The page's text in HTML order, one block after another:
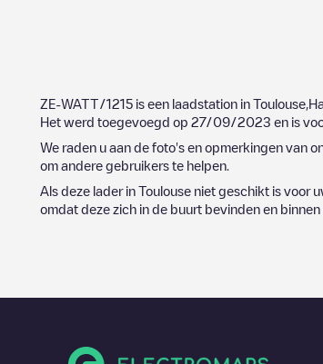
ZE-WATT/1215 is een laadstation in Toulouse
Het werd toegevoegd op 27/09/2023 en is
We raden u aan de foto's en opmerkingen van
om andere gebruikers te helpen.
Als deze lader in Toulouse niet geschikt is voor
omdat deze zich in de buurt bevinden en binnen